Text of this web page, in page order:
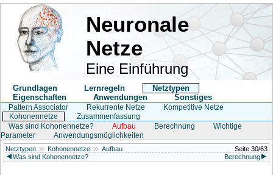
Neuronale
Netze
Eine Einführung
Grundlagen Lernregeln
Netztypen
Eigenschaften
Anwendungen Sonstiges
Pattern Associator Rekurrente Netze
Kompetitive Netze
Kohonennetze
Zusammenfassung
Was sind Kohonennetze?
Aufbau Berechnung
Wichtige
Parameter
Anwendungsmöglichkeiten
Netztypen Kohonennetze Aufbau
Seite 30/63
Was sind Kohonennetze?
Berechnung